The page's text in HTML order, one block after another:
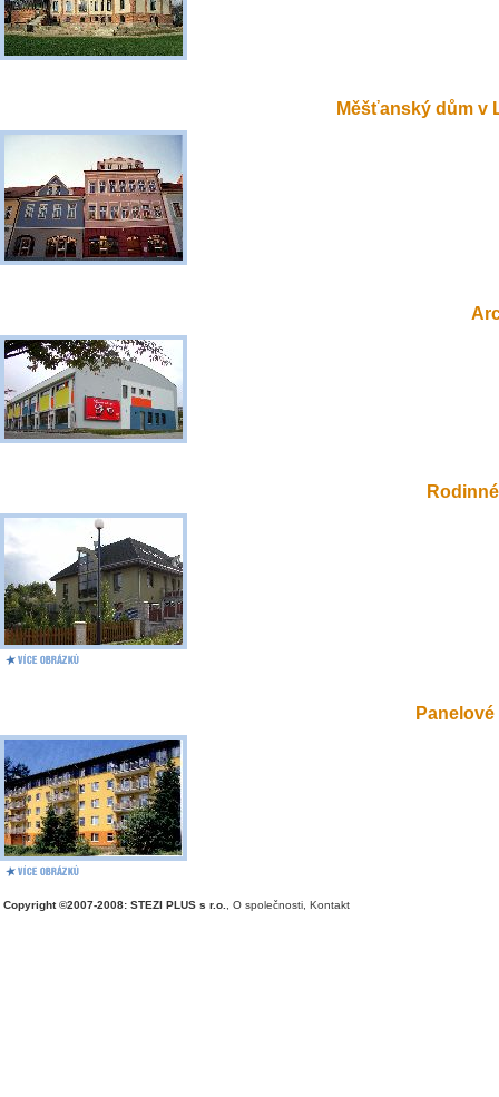
Měšťanský dům v
Panelové
Copyright ©2007-2008: STEZI PLUS s r.o. O společnosti Kontakt